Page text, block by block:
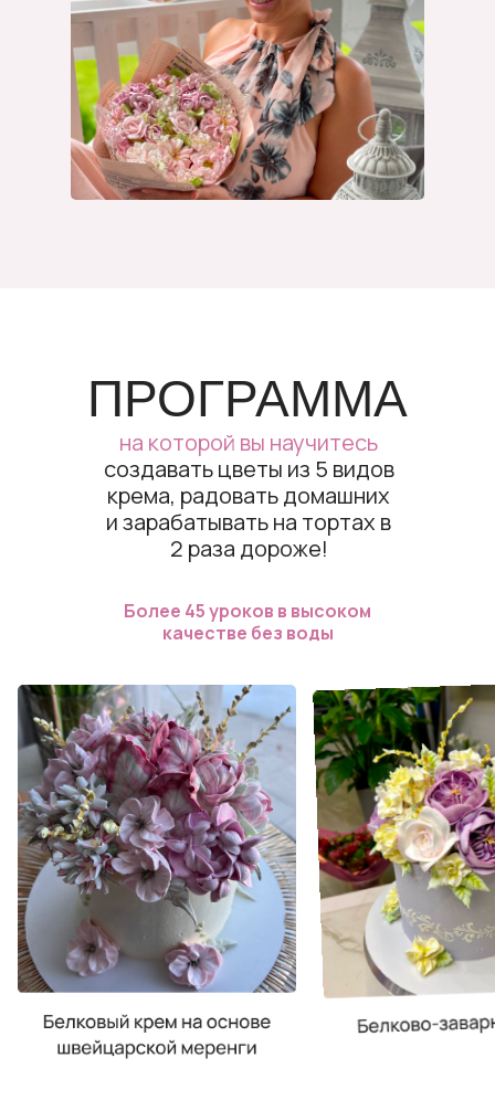
ПРОГРАММА
Более 45 уроков в высоком
качестве без воды
на которой вы научитесь
создавать цветы из 5 видов
крема, радовать домашних
и зарабатывать на тортах в
2 раза дороже!